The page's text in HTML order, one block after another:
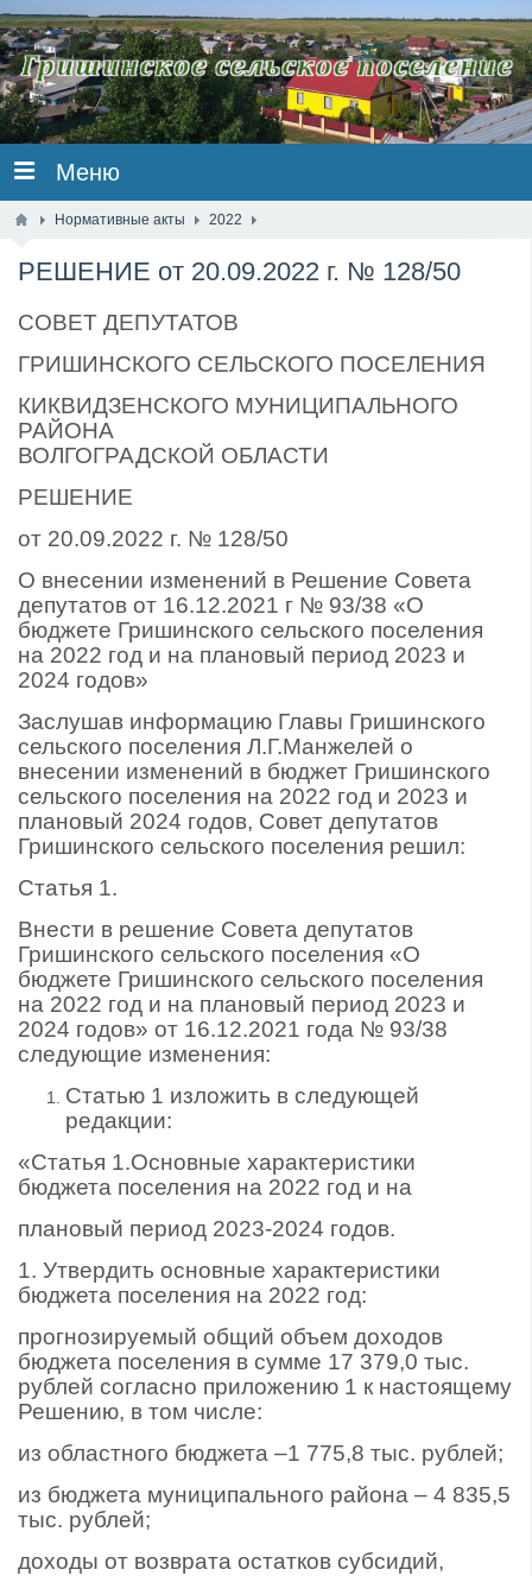
Меню
Нормативные акты 2022
РЕШЕНИЕ от 20.09.2022 г. № 128/50
СОВЕТ ДЕПУТАТОВ
ГРИШИНСКОГО СЕЛЬСКОГО ПОСЕЛЕНИЯ
КИКВИДЗЕНСКОГО МУНИЦИПАЛЬНОГО
РАЙОНА
ВОЛГОГРАДСКОЙ ОБЛАСТИ
РЕШЕНИЕ
от 20.09.2022 г. № 128/50
О внесении изменений в Решение Совета
депутатов от 16.12.2021 г № 93/38 «О
бюджете Гришинского сельского поселения
на 2022 год и на плановый период 2023 и
2024 годов»
Заслушав информацию Главы Гришинского
сельского поселения Л.Г.Манжелей о
внесении изменений в бюджет Гришинского
сельского поселения на 2022 год и 2023 и
плановый 2024 годов, Совет депутатов
Гришинского сельского поселения решил:
Статья 1.
Внести в решение Совета депутатов
Гришинского сельского поселения «О
бюджете Гришинского сельского поселения
на 2022 год и на плановый период 2023 и
2024 годов» от 16.12.2021 года № 93/38
следующие изменения:
Статью 1 изложить в следующей
редакции:
«Статья 1.Основные характеристики
бюджета поселения на 2022 год и на
плановый период 2023-2024 годов.
1. Утвердить основные характеристики
бюджета поселения на 2022 год:
прогнозируемый общий объем доходов
бюджета поселения в сумме 17 379,0 тыс.
рублей согласно приложению 1 к настоящему
Решению, в том числе:
из областного бюджета –1 775,8 тыс. рублей;
из бюджета муниципального района – 4 835,5
тыс. рублей;
доходы от возврата остатков субсидий,